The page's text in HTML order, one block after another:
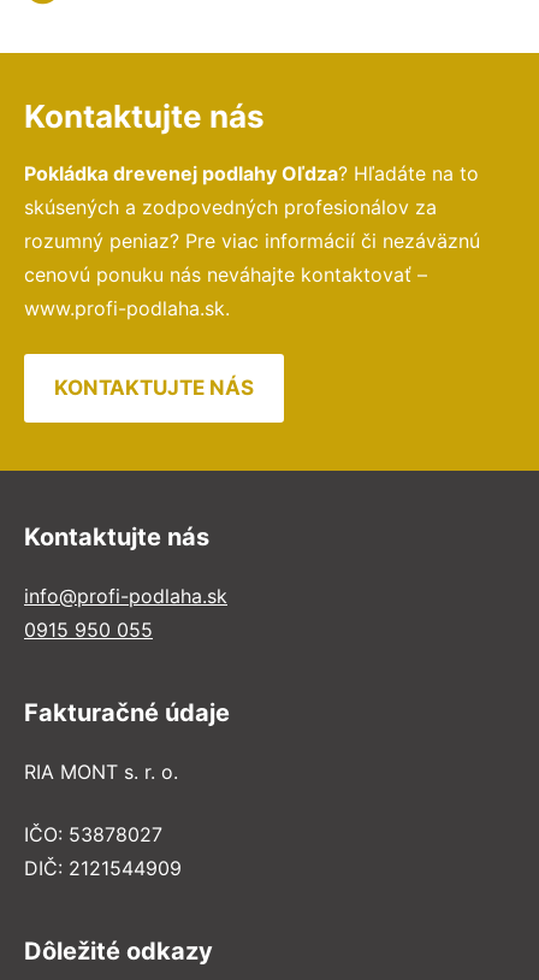
Kontaktujte nás
Pokládka drevenej podlahy Oľdza? Hľadáte na to
skúsených a zodpovedných profesionálov za
rozumný peniaz? Pre viac informácií či nezáväznú
cenovú ponuku nás neváhajte kontaktovať –
www.profi-podlaha.sk.
KONTAKTUJTE NÁS
Kontaktujte nás
info@profi-podlaha.sk
0915 950 055
Fakturačné údaje
RIA MONT s. r. o.
IČO: 53878027
DIČ: 2121544909
Dôležité odkazy